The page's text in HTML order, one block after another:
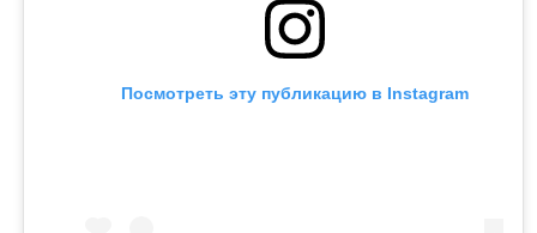
Посмотреть эту публикацию в Instagram